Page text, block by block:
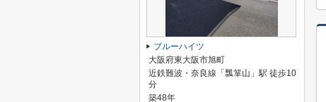
ブルーハイツ
大阪府東大阪市旭町
近鉄難波・奈良線「瓢箪山」駅 徒歩10
分
築48年